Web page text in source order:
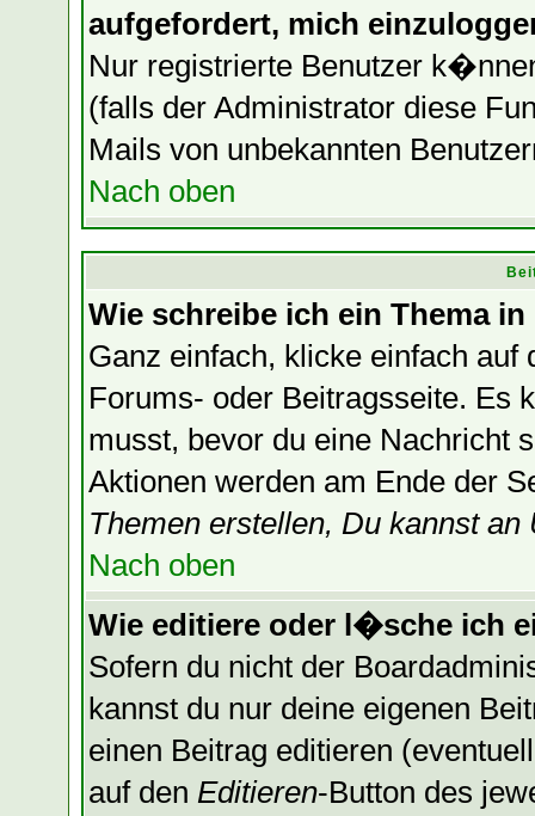
aufgefordert, mich
Nur registrierte Benutzer
(falls der Administrator diese
Mails von unbekannten
Nach oben
Wie schreibe ich ein Thema
Ganz einfach, klicke einfach auf
Forums- oder Beitragsseite. Es
musst, bevor du eine Nachricht
Aktionen werden am Ende der
Themen erstellen, Du kannst
Nach oben
Wie editiere oder l�sche ich
Sofern du nicht der
kannst du nur deine eigenen
einen Beitrag editieren
auf den Editieren-Button des